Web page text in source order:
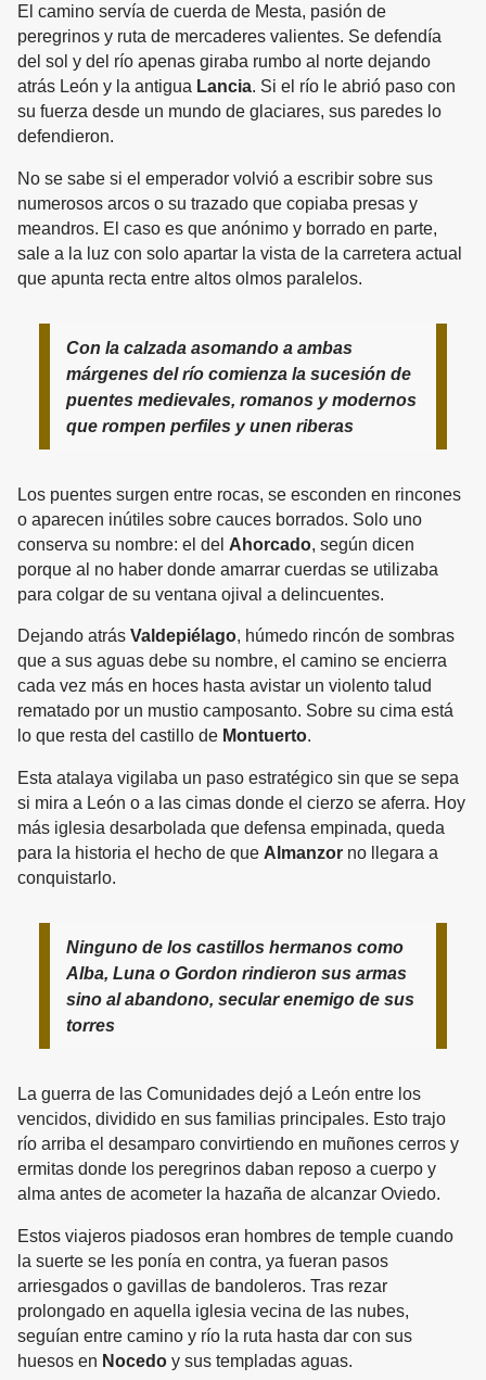
El camino servía de cuerda de Mesta, pasión de
peregrinos y ruta de mercaderes valientes. Se defendía
del sol y del río apenas giraba rumbo al norte dejando
atrás León y la antigua Lancia. Si el río le abrió paso con
su fuerza desde un mundo de glaciares, sus paredes lo
defendieron.
No se sabe si el emperador volvió a escribir sobre sus
numerosos arcos o su trazado que copiaba presas y
meandros. El caso es que anónimo y borrado en parte,
sale a la luz con solo apartar la vista de la carretera actual
que apunta recta entre altos olmos paralelos.
Con la calzada asomando a ambas
márgenes del río comienza la sucesión de
puentes medievales, romanos y modernos
que rompen perfiles y unen riberas
Los puentes surgen entre rocas, se esconden en rincones
o aparecen inútiles sobre cauces borrados. Solo uno
conserva su nombre: el del Ahorcado, según dicen
porque al no haber donde amarrar cuerdas se utilizaba
para colgar de su ventana ojival a delincuentes.
Dejando atrás Valdepiélago, húmedo rincón de sombras
que a sus aguas debe su nombre, el camino se encierra
cada vez más en hoces hasta avistar un violento talud
rematado por un mustio camposanto. Sobre su cima está
lo que resta del castillo de Montuerto.
Esta atalaya vigilaba un paso estratégico sin que se sepa
si mira a León o a las cimas donde el cierzo se aferra. Hoy
más iglesia desarbolada que defensa empinada, queda
para la historia el hecho de que Almanzor no llegara a
conquistarlo.
Ninguno de los castillos hermanos como
Alba, Luna o Gordon rindieron sus armas
sino al abandono, secular enemigo de sus
torres
La guerra de las Comunidades dejó a León entre los
vencidos, dividido en sus familias principales. Esto trajo
río arriba el desamparo convirtiendo en muñones cerros y
ermitas donde los peregrinos daban reposo a cuerpo y
alma antes de acometer la hazaña de alcanzar Oviedo.
Estos viajeros piadosos eran hombres de temple cuando
la suerte se les ponía en contra, ya fueran pasos
arriesgados o gavillas de bandoleros. Tras rezar
prolongado en aquella iglesia vecina de las nubes,
seguían entre camino y río la ruta hasta dar con sus
huesos en Nocedo y sus templadas aguas.